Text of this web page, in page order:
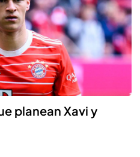
planean Xavi y